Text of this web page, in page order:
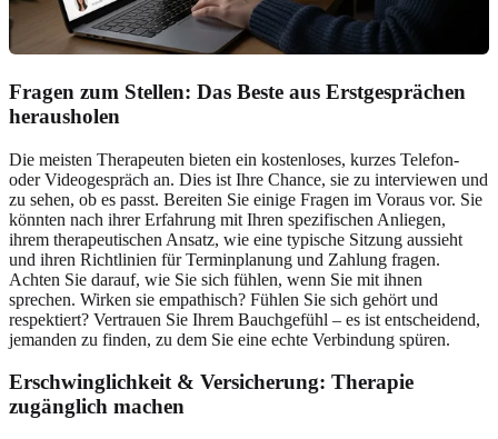
Fragen zum Stellen: Das Beste aus Erstgesprächen
herausholen
Die meisten Therapeuten bieten ein kostenloses, kurzes Telefon-
oder Videogespräch an. Dies ist Ihre Chance, sie zu interviewen und
zu sehen, ob es passt. Bereiten Sie einige Fragen im Voraus vor. Sie
könnten nach ihrer Erfahrung mit Ihren spezifischen Anliegen,
ihrem therapeutischen Ansatz, wie eine typische Sitzung aussieht
und ihren Richtlinien für Terminplanung und Zahlung fragen.
Achten Sie darauf, wie Sie sich fühlen, wenn Sie mit ihnen
sprechen. Wirken sie empathisch? Fühlen Sie sich gehört und
respektiert? Vertrauen Sie Ihrem Bauchgefühl – es ist entscheidend,
jemanden zu finden, zu dem Sie eine echte Verbindung spüren.
Erschwinglichkeit & Versicherung: Therapie
zugänglich machen